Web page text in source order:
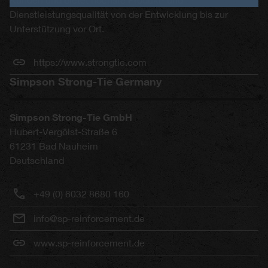
Dienstleistungsqualität von der Entwicklung bis zur
Unterstützung vor Ort.
https://www.strongtie.com
Simpson Strong-Tie Germany
Simpson Strong-Tie GmbH
Hubert-Vergölst-Straße 6
61231 Bad Nauheim
Deutschland
+49 (0) 6032 8680 160
info@sp-reinforcement.de
www.sp-reinforcement.de